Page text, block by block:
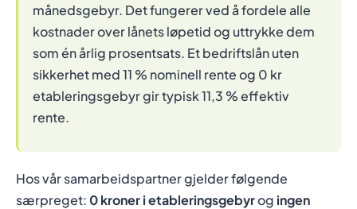
månedsgebyr. Det fungerer ved å fordele alle
kostnader over lånets løpetid og uttrykke dem
som én årlig prosentsats. Et bedriftslån uten
sikkerhet med 11 % nominell rente og 0 kr
etableringsgebyr gir typisk 11,3 % effektiv
rente.
Hos vår samarbeidspartner gjelder følgende
særpreget: 0 kroner i etableringsgebyrog ingen